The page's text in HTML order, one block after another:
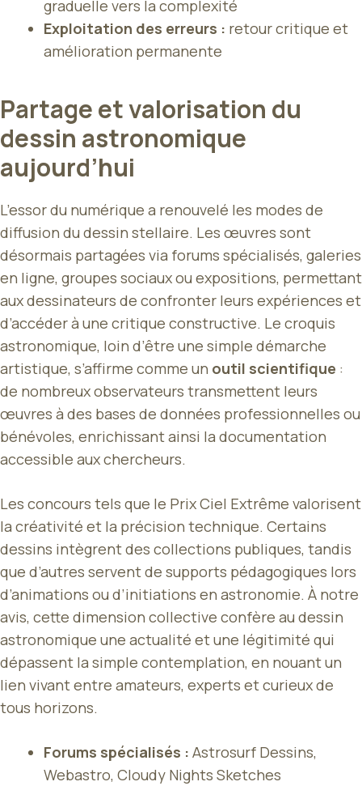
graduelle vers la complexité
Exploitation des erreurs : retour critique et
amélioration permanente
Partage et valorisation du
dessin astronomique
aujourd’hui
L’essor du numérique a renouvelé les modes de
diffusion du dessin stellaire. Les œuvres sont
désormais partagées via forums spécialisés, galeries
en ligne, groupes sociaux ou expositions, permettant
aux dessinateurs de confronter leurs expériences et
d’accéder à une critique constructive. Le croquis
astronomique, loin d’être une simple démarche
artistique, s’affirme comme un outil scientifique :
de nombreux observateurs transmettent leurs
œuvres à des bases de données professionnelles ou
bénévoles, enrichissant ainsi la documentation
accessible aux chercheurs.
Les concours tels que le Prix Ciel Extrême valorisent
la créativité et la précision technique. Certains
dessins intègrent des collections publiques, tandis
que d’autres servent de supports pédagogiques lors
d’animations ou d’initiations en astronomie. À notre
avis, cette dimension collective confère au dessin
astronomique une actualité et une légitimité qui
dépassent la simple contemplation, en nouant un
lien vivant entre amateurs, experts et curieux de
tous horizons.
Forums spécialisés : Astrosurf Dessins,
Webastro, Cloudy Nights Sketches